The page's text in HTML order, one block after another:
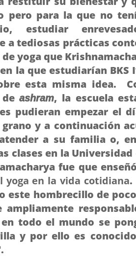
pero para la que no
estudiar
a tediosas prácticas
de yoga que
la que estudiarían BKS
esta misma idea.
deashram, la escuela
pudieran empezar el
y a continuación
a su familia o,
clases en la
fue que
yoga en la vida cotidiana.
este hombrecillo de
ampliamente
todo el mundo se
y por ello es